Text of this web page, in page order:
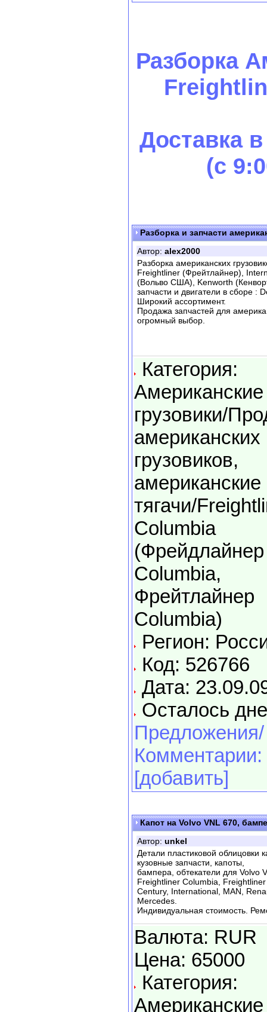
Разборка
Доставка
(с
Разборка и запчасти
Автор: alex2000
Разборка американских
Freightliner (Фрейтлайнер),
(Вольво США), Kenworth
запчасти и двигатели в сборе :
Широкий ассортимент.
Продажа запчастей для
огромный выбор.
Категория:
Американские
грузовики/
американских
грузовиков,
американские
тягачи/
Columbia
(Фрейдлайнер
Columbia,
Фрейтлайнер
Columbia)
Регион:
Код: 526766
Дата:
Осталось
Предложения/
Комментарии:
[добавить]
Капот на Volvo VNL 670,
Автор: unkel
Детали пластиковой облицовки
кузовные запчасти, капоты,
бампера, обтекатели для Volvo
Freightliner Columbia, Freightliner
Century, International, MAN,
Mercedes.
Индивидуальная стоимость.
Валюта: RUR
Цена: 65000
Категория:
Американские